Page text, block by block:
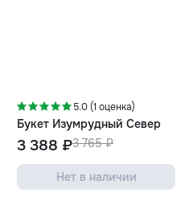
5.0 (1 оценка)
Букет Изумрудный Север
3 765 ₽
3 388 ₽
Нет в наличии